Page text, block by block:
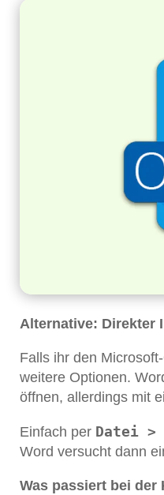
Alternative: Direkter
Falls ihr den
weitere Optionen.
öffnen, allerdings mit
Einfach per Datei >
Word versucht dann
Was passiert bei der